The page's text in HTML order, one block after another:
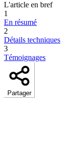
L'article en bref
1
En résumé
2
Détails techniques
3
Témoignages
Partager